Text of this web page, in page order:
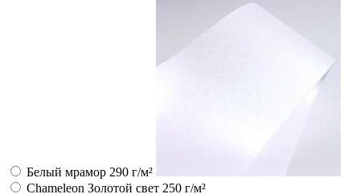
Белый мрамор 290 г/м²
Chameleon Золотой свет 250 г/м²